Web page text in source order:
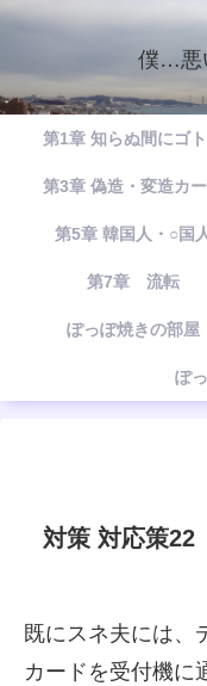
僕…悪
第1章 知らぬ間にゴ
第3章 偽造・変造カ
第5章 韓国人・○国
第7章 流転
ぽっぽ焼きの部屋
ぽ
対策 対応策22
既にスネ夫には、
カードを受付機に